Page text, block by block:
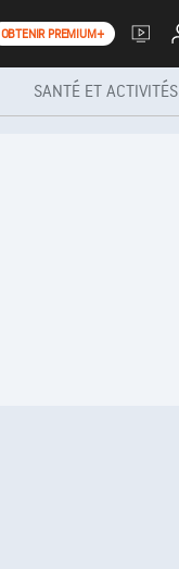
OBTENIR PREMIUM+
SANTÉ ET ACTIVITÉS